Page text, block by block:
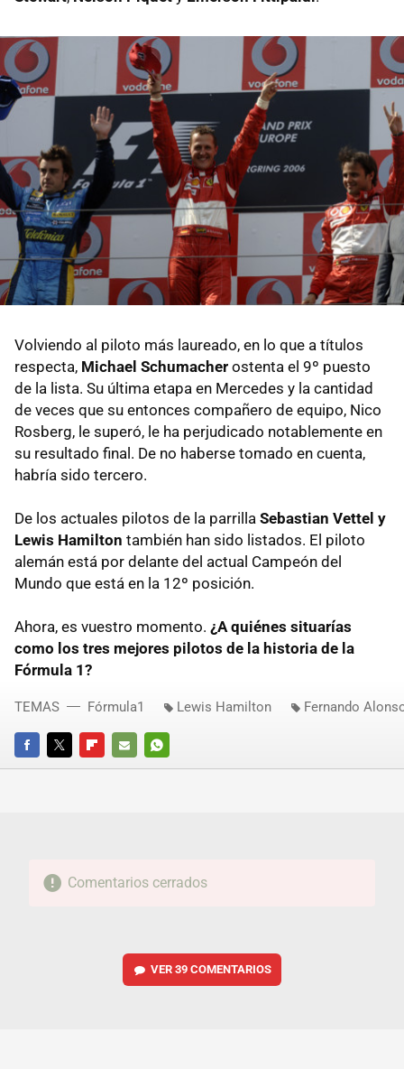
Volviendo al piloto más laureado, en lo que a títulos
respecta, Michael Schumacher ostenta el 9º puesto
de la lista. Su última etapa en Mercedes y la cantidad
de veces que su entonces compañero de equipo, Nico
Rosberg, le superó, le ha perjudicado notablemente en
su resultado final. De no haberse tomado en cuenta,
habría sido tercero.
De los actuales pilotos de la parrilla Sebastian Vettel y
Lewis Hamilton también han sido listados. El piloto
alemán está por delante del actual Campeón del
Mundo que está en la 12º posición.
Ahora, es vuestro momento. ¿A quiénes situarías
como los tres mejores pilotos de la historia de la
Fórmula 1?
FACEBOOKTWITTERFLIPBOARD
E-
WHATSAPP
TEMAS Fórmula1 Lewis Hamilton Fernando
Comentarios cerrados
VER 39 COMENTARIOS